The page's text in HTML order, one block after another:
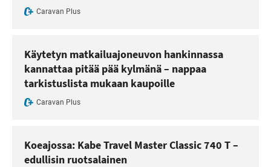
Caravan Plus
Käytetyn matkailuajoneuvon hankinnassa
kannattaa pitää pää kylmänä – nappaa
tarkistuslista mukaan kaupoille
Caravan Plus
Koeajossa: Kabe Travel Master Classic 740 T –
edullisin ruotsalainen